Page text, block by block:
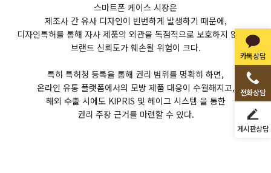
카톡상담
전화상담
게시판상담
스마트폰 케이스 시장은
제조사 간 유사 디자인이 빈번하게 발생하기 때문에,
디자인특허를 통해 자사 제품의 외관을 독점적으로 보호하지 않으면
브랜드 신뢰도가 훼손될 위험이 크다.
특히 특허청 등록을 통해 권리 범위를 명확히 하면,
온라인 유통 플랫폼에서의 모방 제품 대응이 수월해지고,
해외 수출 시에도 KIPRIS 및 헤이그 시스템 을 통한
권리 주장 근거를 마련할 수 있다.